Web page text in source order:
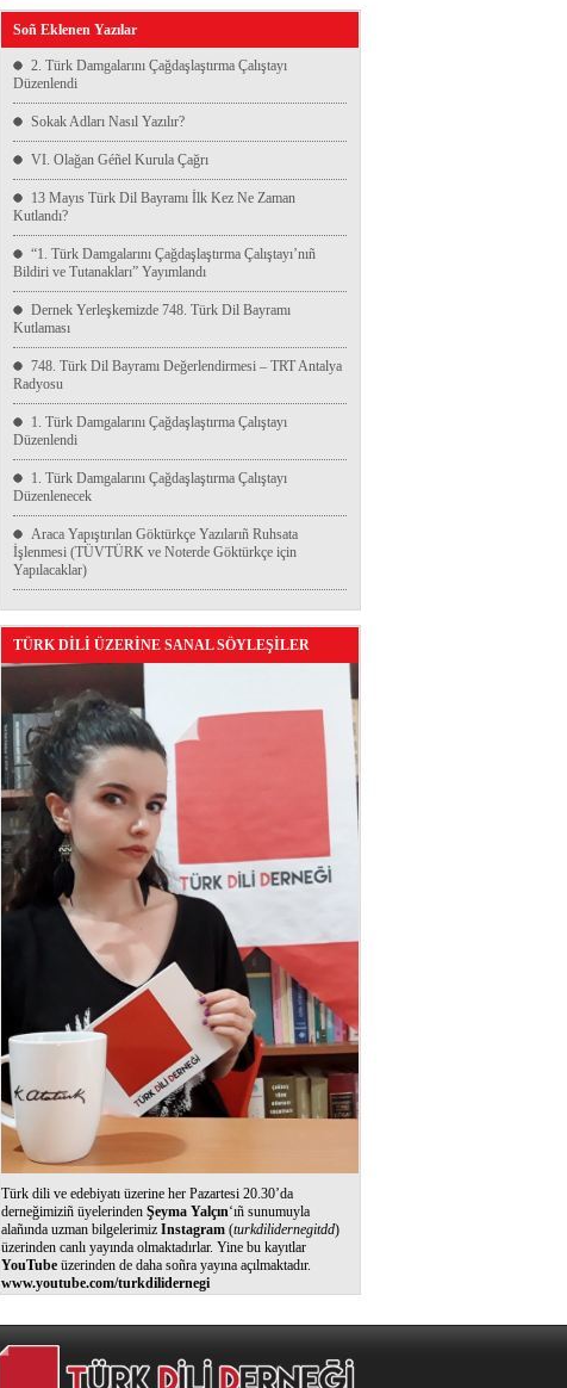
Soñ Eklenen Yazılar
2. Türk Damgalarını Çağdaşlaştırma Çalıştayı
Düzenlendi
Sokak Adları Nasıl Yazılır?
VI. Olağan Géñel Kurula Çağrı
13 Mayıs Türk Dil Bayramı İlk Kez Ne Zaman
Kutlandı?
“1. Türk Damgalarını Çağdaşlaştırma Çalıştayı’nıñ
Bildiri ve Tutanakları” Yayımlandı
Dernek Yerleşkemizde 748. Türk Dil Bayramı
Kutlaması
748. Türk Dil Bayramı Değerlendirmesi – TRT Antalya
Radyosu
1. Türk Damgalarını Çağdaşlaştırma Çalıştayı
Düzenlendi
1. Türk Damgalarını Çağdaşlaştırma Çalıştayı
Düzenlenecek
Araca Yapıştırılan Göktürkçe Yazılarıñ Ruhsata
İşlenmesi (TÜVTÜRK ve Noterde Göktürkçe için
Yapılacaklar)
TÜRK DİLİ ÜZERİNE SANAL SÖYLEŞİLER
Türk dili ve edebiyatı üzerine her Pazartesi 20.30’da
derneğimiziñ üyelerinden Şeyma Yalçın‘ıñ sunumuyla
alañında uzman bilgelerimiz Instagram (turkdilidernegitdd)
üzerinden canlı yayında olmaktadırlar. Yine bu kayıtlar
YouTube üzerinden de daha soñra yayına açılmaktadır.
www.youtube.com/turkdilidernegi